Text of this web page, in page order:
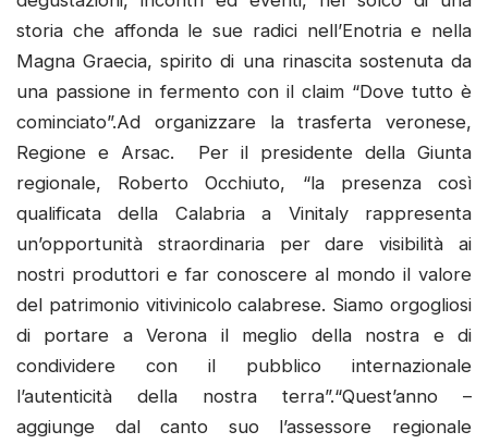
storia che affonda le sue radici nell’Enotria e nella
Magna Graecia, spirito di una rinascita sostenuta da
una passione in fermento con il claim “Dove tutto è
cominciato”.Ad organizzare la trasferta veronese,
Regione e Arsac. Per il presidente della Giunta
regionale, Roberto Occhiuto, “la presenza così
qualificata della Calabria a Vinitaly rappresenta
un’opportunità straordinaria per dare visibilità ai
nostri produttori e far conoscere al mondo il valore
del patrimonio vitivinicolo calabrese. Siamo orgogliosi
di portare a Verona il meglio della nostra e di
condividere con il pubblico internazionale
l’autenticità della nostra terra”.“Quest’anno –
aggiunge dal canto suo l’assessore regionale